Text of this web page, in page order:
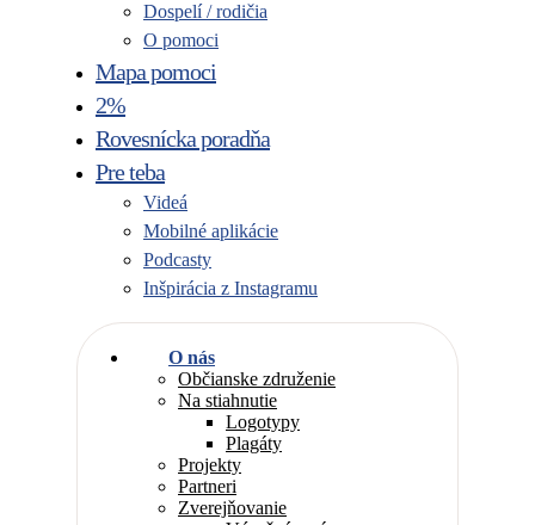
Dospelí / rodičia
O pomoci
Mapa pomoci
2%
Rovesnícka poradňa
Pre teba
Videá
Mobilné aplikácie
Podcasty
Inšpirácia z Instagramu
O nás
Občianske združenie
Na stiahnutie
Logotypy
Plagáty
Projekty
Partneri
Zverejňovanie